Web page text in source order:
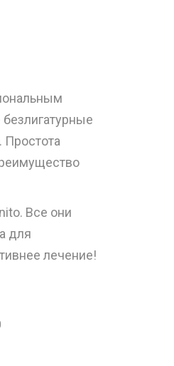
Простота
Все они
для
лечение!